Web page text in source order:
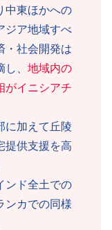
中東ほかへの
ジア地域すべ
・社会開発は
、 地域内の
がイニシアチ
に加えて丘陵
提供支援を高
ンド全土での
ンカでの同様